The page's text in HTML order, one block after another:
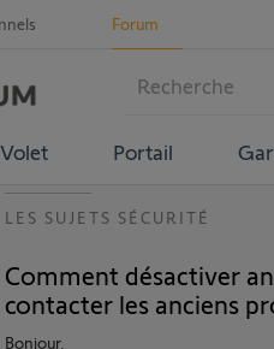
Forum
Volet Portail
LES SUJETS SÉCURITÉ
Comment désactiver
contacter les anciens
Bonjour,